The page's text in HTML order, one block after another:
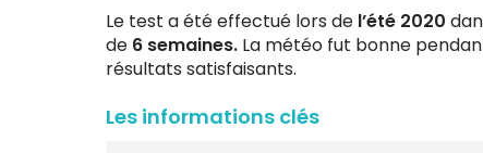
Le test a été effectué lors de l’été 2020
de 6 semaines. La météo fut bonne
résultats satisfaisants.
Les informations clés